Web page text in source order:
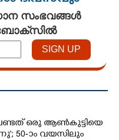
സംഭവങ്ങൾ
ഒരു ആൺകുട്ടിയെ
50-ാം വയസിലും